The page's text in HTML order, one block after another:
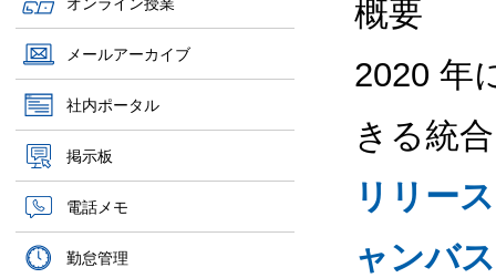
メールアーカイブ
社内ポータル
掲示板
電話メモ
勤怠管理
概要
2020 年
きる統
リリース
ャンバス